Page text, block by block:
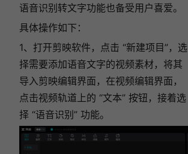
语音识别转文字功能也备受用户喜爱。
具体操作如下：
1、打开剪映软件，点击 “新建项目”，选
择需要添加语音文字的视频素材，将其
导入剪映编辑界面，在视频编辑界面，
点击视频轨道上的 “文本” 按钮，接着选
择 “语音识别” 功能。